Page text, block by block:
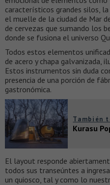
característicos grandes silos,
el muelle de la ciudad de Mar
de cervezas que sumando los
donde se fusiona el universo
Todos estos elementos
de acero y chapa galvanizada,
Estos instrumentos sin duda
presencia de una porción de
gastronómica.
También
Kurasu
El layout responde
todos sus transeúntes a
un quiosco, tal y como lo